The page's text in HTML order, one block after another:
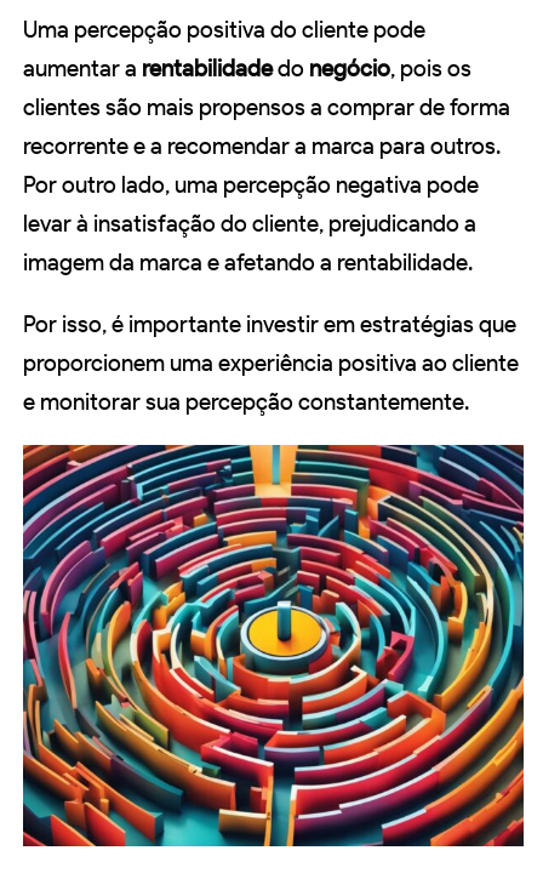
Uma percepção positiva do cliente pode
aumentar a rentabilidadedo negócio, pois os
clientes são mais propensos a comprar de forma
recorrente e a recomendar a marca para outros.
Por outro lado, uma percepção negativa pode
levar à insatisfação do cliente, prejudicando a
imagem da marca e afetando a rentabilidade.
Por isso, é importante investir em estratégias que
proporcionem uma experiência positiva ao cliente
e monitorar sua percepção constantemente.